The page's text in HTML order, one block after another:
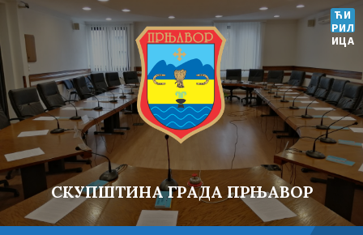
ЋИ
РИЛ
ИЦА
СКУПШТИНА ГРАДА ПРЊАВОР